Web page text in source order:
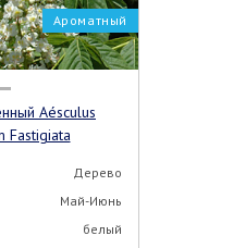
Ароматный
Fastigiata
Дерево
Май-Июнь
белый